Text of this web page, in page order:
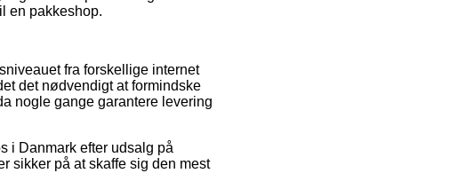
en pakkeshop.
fra forskellige internet
det nødvendigt at formindske
nogle gange garantere levering
i Danmark efter udsalg på
sikker på at skaffe sig den mest